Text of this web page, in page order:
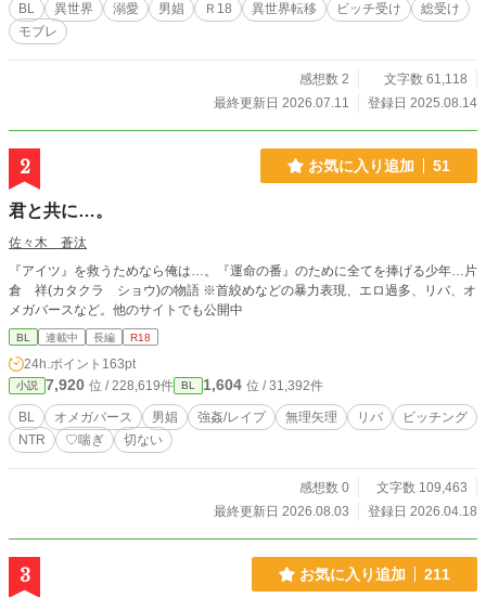
BL 異世界 溺愛 男娼 Ｒ18 異世界転移 ビッチ受け
総受け
モブレ
感想数 2
文字数 61,118
最終更新日 2026.07.11
登録日 2025.08.14
2 お気に入り追加 51
君と共に…。
佐々木 蒼汰
『アイツ』を救うためなら俺は…。『運命の番』のために全てを捧げる少年…片
倉 祥(カタクラ ショウ)の物語 ※首絞めなどの暴力表現、エロ過多、リバ、オ
メガバースなど。他のサイトでも公開中
BL 連載中 長編 R18
24h.ポイント 163pt
小説 7,920 位 / 228,619件 BL 1,604 位 / 31,392件
BL オメガバース 男娼 強姦/レイプ 無理矢理 リバ
ビッチング
NTR
♡喘ぎ 切ない
感想数 0
文字数 109,463
最終更新日 2026.08.03
登録日 2026.04.18
3 お気に入り追加 211